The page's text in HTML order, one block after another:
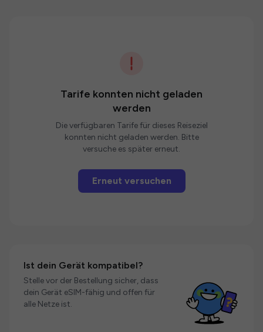
Tarife konnten nicht geladen
werden
Die verfügbaren Tarife für dieses Reiseziel
konnten nicht geladen werden. Bitte
versuche es später erneut.
Erneut versuchen
Ist dein Gerät kompatibel?
Stelle vor der Bestellung sicher, dass
dein Gerät eSIM-fähig und offen für
alle Netze ist.